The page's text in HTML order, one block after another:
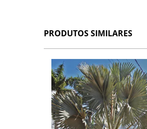
PRODUTOS SIMILARES